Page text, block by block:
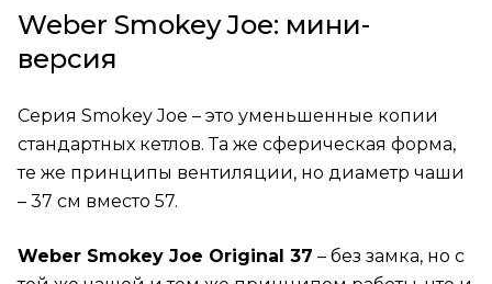
Weber Smokey Joe: мини-
версия
Серия Smokey Joe – это уменьшенные копии
стандартных кетлов. Та же сферическая форма,
те же принципы вентиляции, но диаметр чаши
– 37 см вместо 57.
Weber Smokey Joe Original 37 – без замка, но с